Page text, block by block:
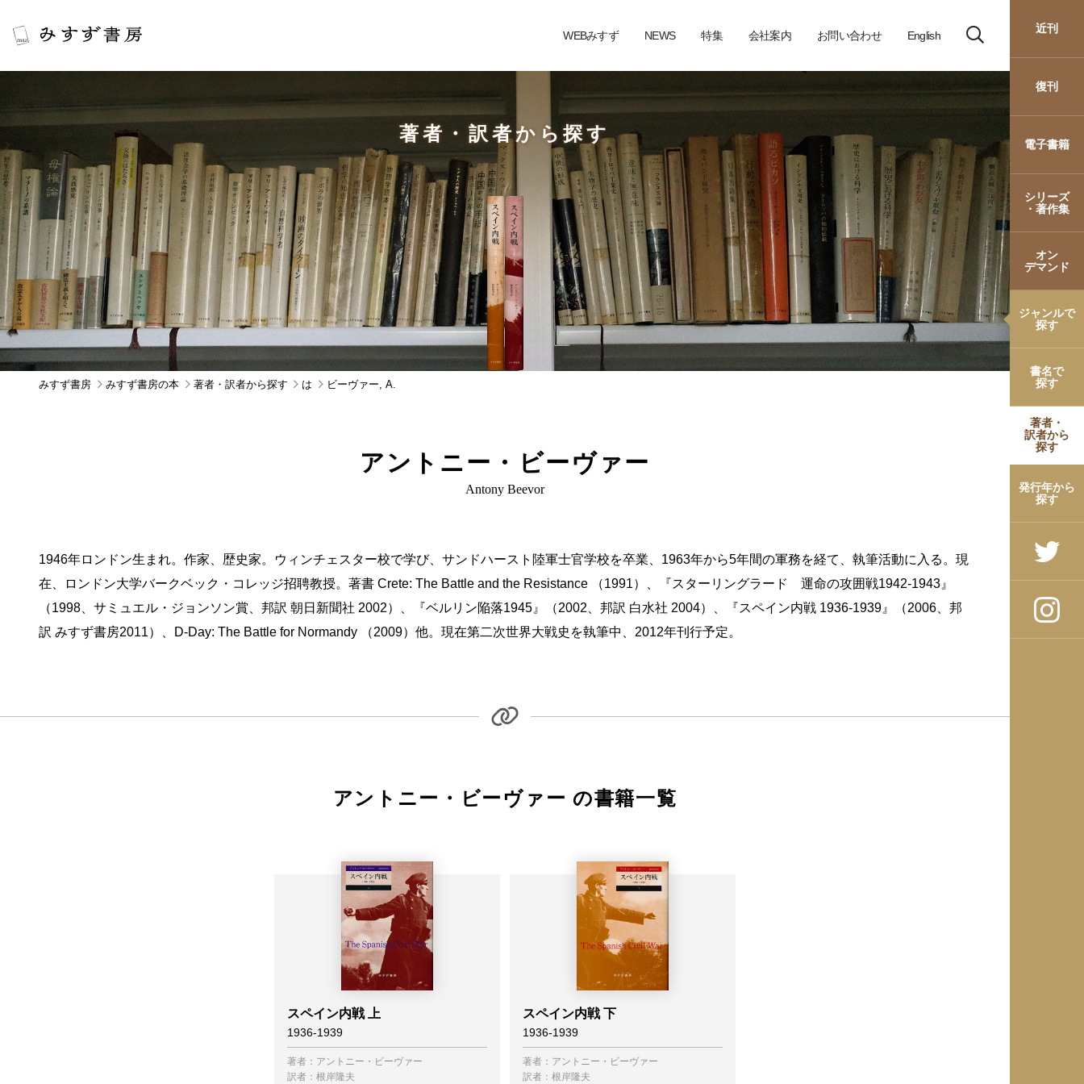
WEBみすず NEWS 特集 会社案内 お問い合わせ English
近刊
復刊
電子書籍
シリーズ
・著作集
オン
デマンド
ジャンルで
探す
書名で
探す
著者・
訳者から
探す
発行年から
探す
著者・訳者から探す
みすず書房 みすず書房の本 著者・訳者から探す は ビーヴァー, A.
アントニー・ビーヴァー
Antony Beevor
1946年ロンドン生まれ。作家、歴史家。ウィンチェスター校で学び、サンドハースト陸軍士官学校を卒業、1963年から5年間の軍務を経て、執筆活動に入る。現
在、ロンドン大学バークベック・コレッジ招聘教授。著書 Crete: The Battle and the Resistance （1991）、『スターリングラード 運命の攻囲戦1942-1943』
（1998、サミュエル・ジョンソン賞、邦訳 朝日新聞社 2002）、『ベルリン陥落1945』（2002、邦訳 白水社 2004）、『スペイン内戦 1936-1939』（2006、邦
訳 みすず書房2011）、D-Day: The Battle for Normandy （2009）他。現在第二次世界大戦史を執筆中、2012年刊行予定。
アントニー・ビーヴァー の書籍一覧
スペイン内戦 上
1936-1939
著者： アントニー・ビーヴァー
訳者：根岸隆夫
スペイン内戦 下
1936-1939
著者： アントニー・ビーヴァー
訳者：根岸隆夫